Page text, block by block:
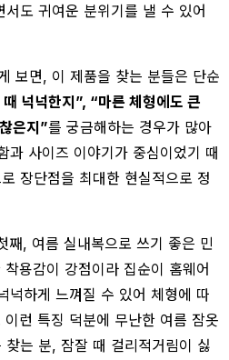
도 귀여운 분위기를 낼 수 있어
보면, 이 제품을 찾는 분들은 단순
넉넉한지”, “마른 체형에도 큰
은지”를 궁금해하는 경우가 많아
과 사이즈 이야기가 중심이었기 때
장단점을 최대한 현실적으로 정
째, 여름 실내복으로 쓰기 좋은 민
용감이 강점이라 집순이 홈웨어
넉하게 느껴질 수 있어 체형에 따
런 특징 덕분에 무난한 여름 잠옷
는 분, 잠잘 때 걸리적거림이 싫